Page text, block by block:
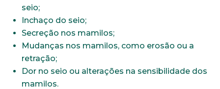
seio;
Inchaço do seio;
Secreção nos mamilos;
Mudanças nos mamilos, como erosão ou a
retração;
Dor no seio ou alterações na sensibilidade dos
mamilos.